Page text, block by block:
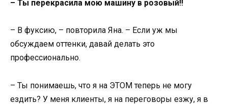
– Ты перекрасила мою машину в розовый!!
– В фуксию, – повторила Яна. – Если уж мы
обсуждаем оттенки, давай делать это
профессионально.
– Ты понимаешь, что я на ЭТОМ теперь не могу
ездить? У меня клиенты, я на переговоры езжу, я в